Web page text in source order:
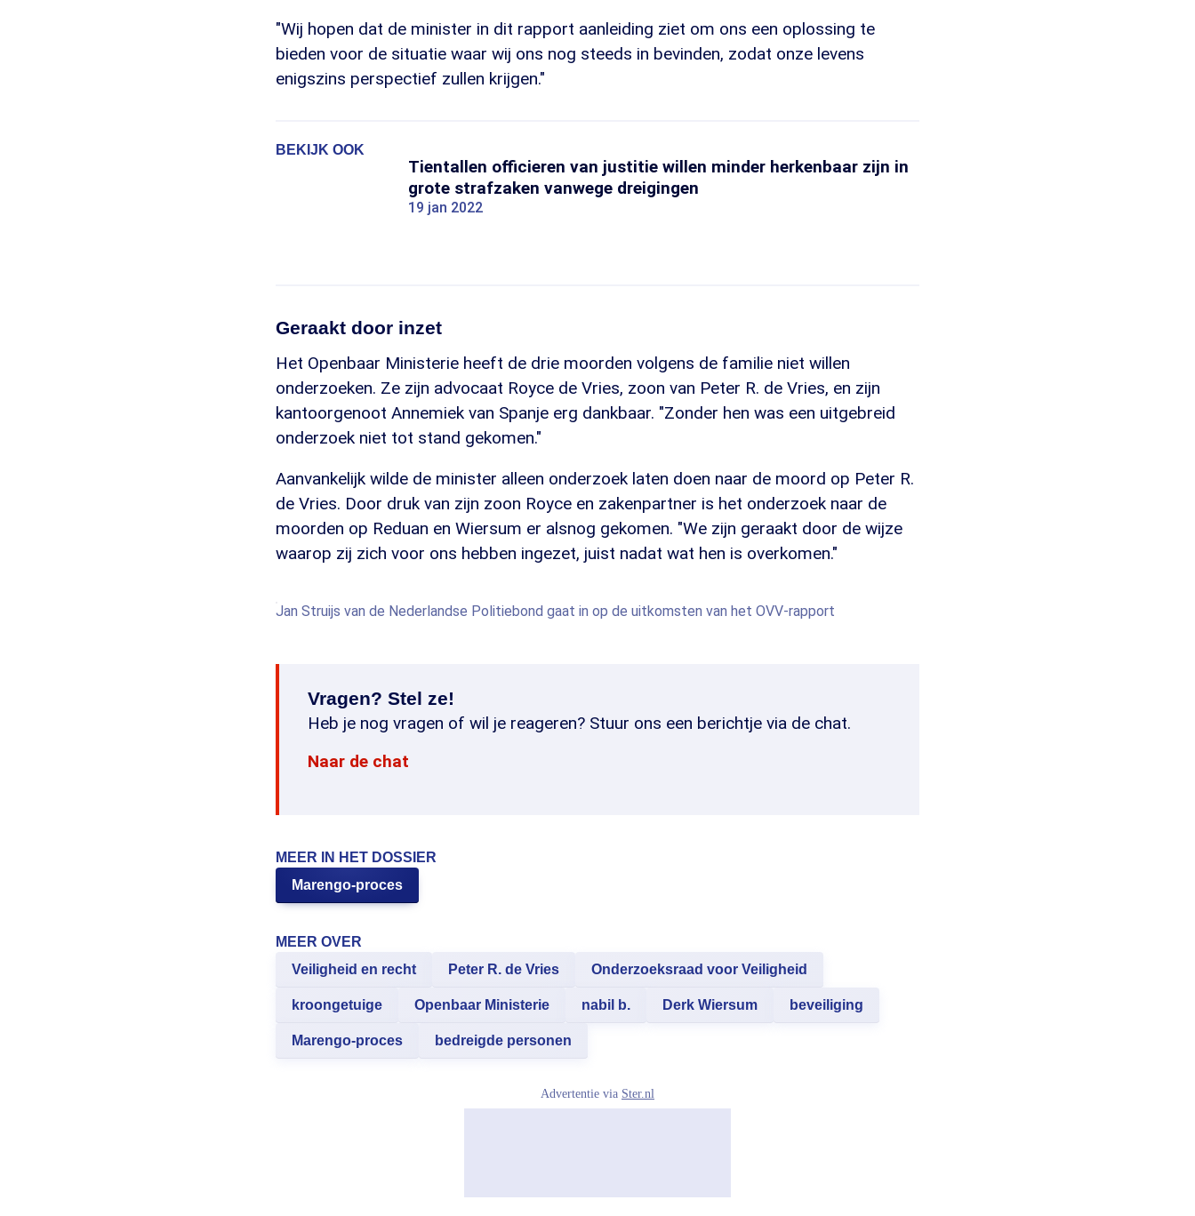
"Wij hopen dat de minister in dit rapport aanleiding ziet om ons een oplossing te
bieden voor de situatie waar wij ons nog steeds in bevinden, zodat onze levens
enigszins perspectief zullen krijgen."
BEKIJK OOK
Tientallen officieren van justitie willen minder herkenbaar zijn in
grote strafzaken vanwege dreigingen
19 jan 2022
Geraakt door inzet
Het Openbaar Ministerie heeft de drie moorden volgens de familie niet willen
onderzoeken. Ze zijn advocaat Royce de Vries, zoon van Peter R. de Vries, en zijn
kantoorgenoot Annemiek van Spanje erg dankbaar. "Zonder hen was een uitgebreid
onderzoek niet tot stand gekomen."
Aanvankelijk wilde de minister alleen onderzoek laten doen naar de moord op Peter R.
de Vries. Door druk van zijn zoon Royce en zakenpartner is het onderzoek naar de
moorden op Reduan en Wiersum er alsnog gekomen. "We zijn geraakt door de wijze
waarop zij zich voor ons hebben ingezet, juist nadat wat hen is overkomen."
Jan Struijs van de Nederlandse Politiebond gaat in op de uitkomsten van het OVV-rapport
Vragen? Stel ze!
Heb je nog vragen of wil je reageren? Stuur ons een berichtje via de chat.
Naar de chat
MEER IN HET DOSSIER
Marengo-proces
MEER OVER
Veiligheid en recht
Peter R. de Vries Onderzoeksraad voor Veiligheid
kroongetuige Openbaar Ministerie nabil b. Derk Wiersum beveiliging
Marengo-proces bedreigde personen
Advertentie via Ster.nl